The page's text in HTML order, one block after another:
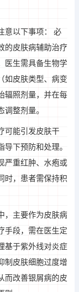
意以下事项： 必
的皮肤病辅助治疗
医生需具备生物学
如皮肤类型、病变
辐照剂量，并在每
整剂量。
可能引发皮肤干
下预防和处理。
严重红肿、水疱或
时，患者需保持积
，主要作为皮肤病
手段，需在医生定
基于紫外线对炎症
制皮肤细胞过度增
而改善银屑病的皮